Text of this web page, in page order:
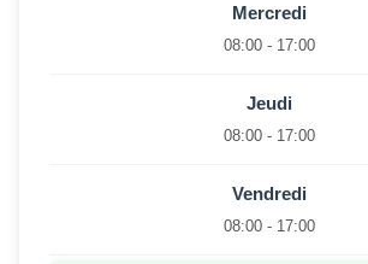
Mercredi
08:00 - 17:00
Jeudi
08:00 - 17:00
Vendredi
08:00 - 17:00